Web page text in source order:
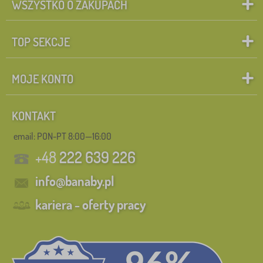
WSZYSTKO O ZAKUPACH
TOP SEKCJE
MOJE KONTO
KONTAKT
email: PON-PT 8:00—16:00
+48222 639 226
info@banaby.pl
kariera - oferty pracy